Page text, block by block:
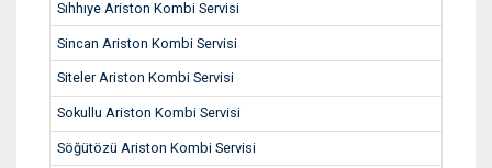
Sıhhıye Ariston Kombi Servisi
Sincan Ariston Kombi Servisi
Siteler Ariston Kombi Servisi
Sokullu Ariston Kombi Servisi
Söğütözü Ariston Kombi Servisi